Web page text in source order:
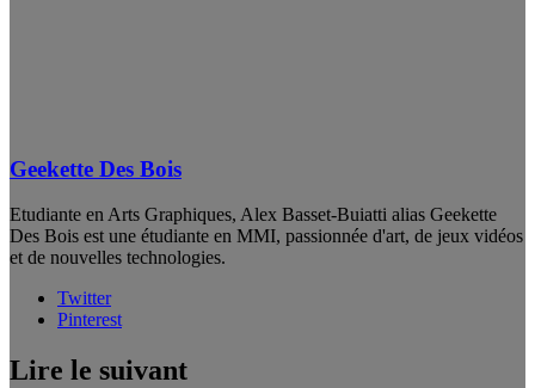
Geekette Des Bois
Etudiante en Arts Graphiques, Alex Basset-Buiatti alias Geekette
Des Bois est une étudiante en MMI, passionnée d'art, de jeux vidéos
et de nouvelles technologies.
Twitter
Pinterest
Lire le suivant